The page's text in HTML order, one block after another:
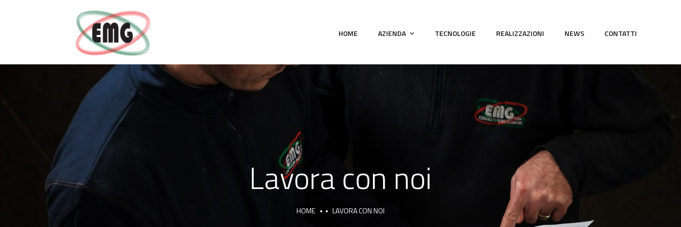
HOME AZIENDA TECNOLOGIE REALIZZAZIONI NEWS CONTATTI
Lavora con noi
HOME LAVORA CON NOI